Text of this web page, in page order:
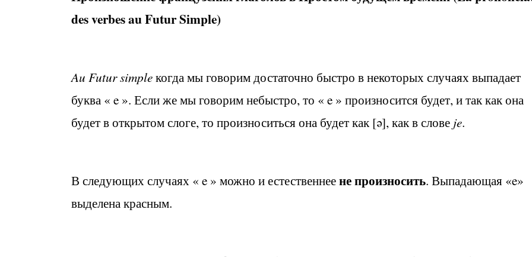
des verbes au Futur Simple)
Au Futur simpleкогда мы говорим достаточно быстро в некоторых случаях выпадает
буква « e ». Если же мы говорим небыстро, то « e » произносится будет, и так как она
будет в открытом слоге, то произноситься она будет как [ə], как в слове je.
В следующих случаях « e » можно и естественнеенепроизносить. Выпадающая «e»
выделена красным.